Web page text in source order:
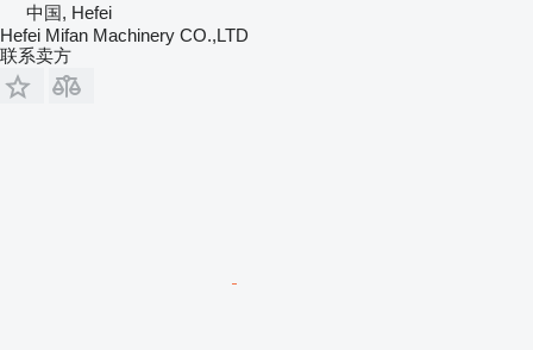
中国, Hefei
Hefei Mifan Machinery CO.,LTD
联系卖方